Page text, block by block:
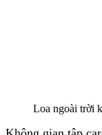
Loa ngoài trời